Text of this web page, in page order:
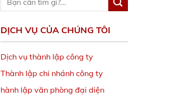
DỊCH VỤ CỦA CHÚNG TÔI
Dịch vụ thành lập công ty
Thành lập chi nhánh công ty
hành lập văn phòng đại diện